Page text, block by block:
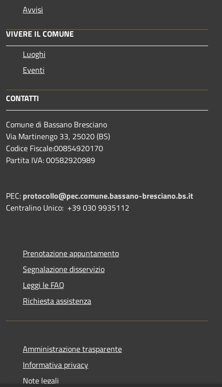
Avvisi
VIVERE IL COMUNE
Luoghi
Eventi
CONTATTI
Comune di Bassano Bresciano
Via Martinengo 33, 25020 (BS)
Codice Fiscale:00854920170
Partita IVA: 00582920989
PEC: protocollo@pec.comune.bassano-bresciano.bs.it
Centralino Unico: +39 030 9935112
Prenotazione appuntamento
Segnalazione disservizio
Leggi le FAQ
Richiesta assistenza
Amministrazione trasparente
Informativa privacy
Note legali